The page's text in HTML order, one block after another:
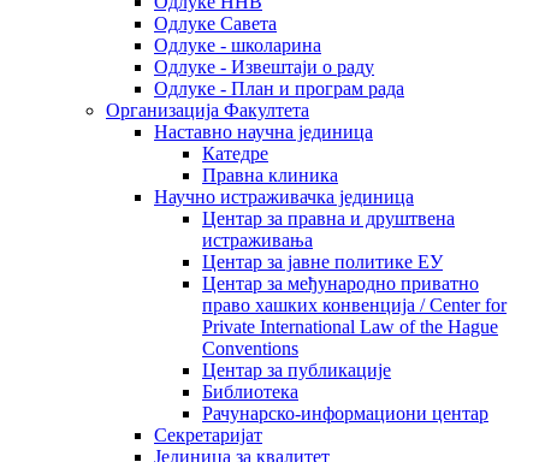
Одлуке Савета
Одлуке - школарина
Одлуке - Извештаји о раду
Одлуке - План и програм рада
Организација Факултета
Наставно научна јединица
Катедре
Правна клиника
Научно истраживачка јединица
Центар за правна и друштвена
истраживања
Центар за јавне политике ЕУ
Центар за међународно приватно
право хашких конвенција / Center for
Private International Law of the Hague
Conventions
Центар за публикације
Библиотека
Рачунарско-информациони центар
Секретаријат
Јединица за квалитет